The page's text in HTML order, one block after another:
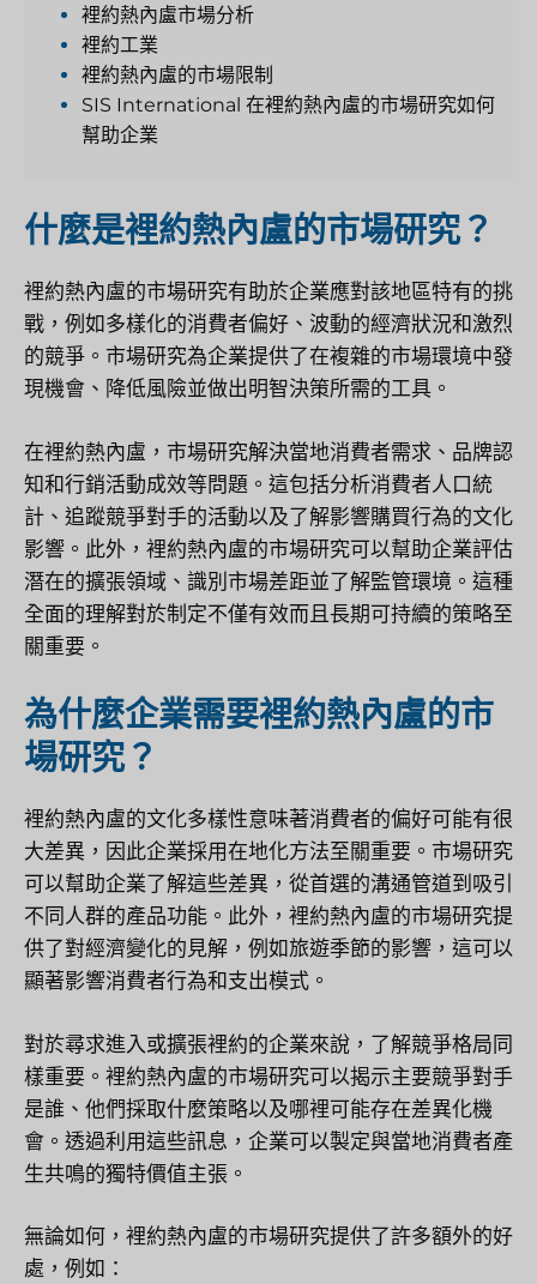
裡約熱內盧市場分析
裡約工業
裡約熱內盧的市場限制
SIS International 在裡約熱內盧的市場研究如何
幫助企業
什麼是裡約熱內盧的市場研究？
裡約熱內盧的市場研究有助於企業應對該地區特有的挑
戰，例如多樣化的消費者偏好、波動的經濟狀況和激烈
的競爭。市場研究為企業提供了在複雜的市場環境中發
現機會、降低風險並做出明智決策所需的工具。
在裡約熱內盧，市場研究解決當地消費者需求、品牌認
知和行銷活動成效等問題。這包括分析消費者人口統
計、追蹤競爭對手的活動以及了解影響購買行為的文化
影響。此外，裡約熱內盧的市場研究可以幫助企業評估
潛在的擴張領域、識別市場差距並了解監管環境。這種
全面的理解對於制定不僅有效而且長期可持續的策略至
關重要。
為什麼企業需要裡約熱內盧的市
場研究？
裡約熱內盧的文化多樣性意味著消費者的偏好可能有很
大差異，因此企業採用在地化方法至關重要。市場研究
可以幫助企業了解這些差異，從首選的溝通管道到吸引
不同人群的產品功能。此外，裡約熱內盧的市場研究提
供了對經濟變化的見解，例如旅遊季節的影響，這可以
顯著影響消費者行為和支出模式。
對於尋求進入或擴張裡約的企業來說，了解競爭格局同
樣重要。裡約熱內盧的市場研究可以揭示主要競爭對手
是誰、他們採取什麼策略以及哪裡可能存在差異化機
會。透過利用這些訊息，企業可以製定與當地消費者產
生共鳴的獨特價值主張。
無論如何，裡約熱內盧的市場研究提供了許多額外的好
處，例如：